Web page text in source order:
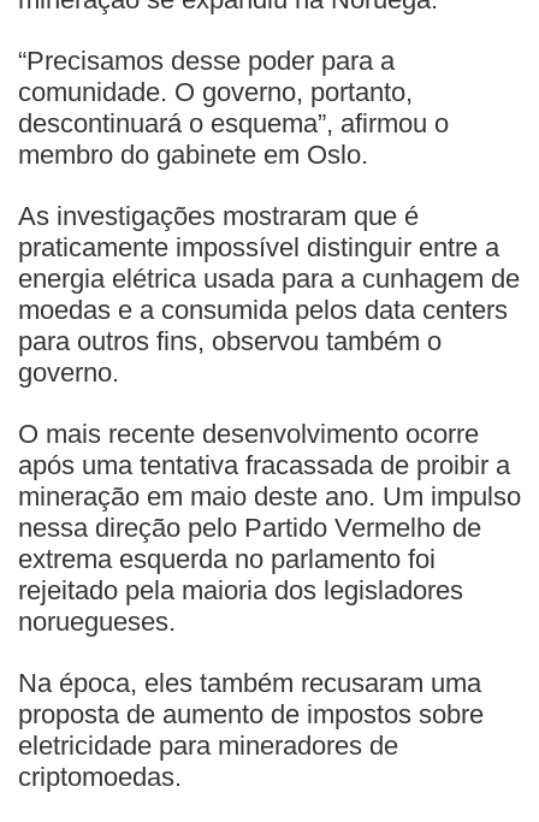
“Precisamos desse poder para a
comunidade. O governo, portanto,
descontinuará o esquema”, afirmou o
membro do gabinete em Oslo.
As investigações mostraram que é
praticamente impossível distinguir entre a
energia elétrica usada para a cunhagem de
moedas e a consumida pelos data centers
para outros fins, observou também o
governo.
O mais recente desenvolvimento ocorre
após uma tentativa fracassada de proibir a
mineração em maio deste ano. Um impulso
nessa direção pelo Partido Vermelho de
extrema esquerda no parlamento foi
rejeitado pela maioria dos legisladores
noruegueses.
Na época, eles também recusaram uma
proposta de aumento de impostos sobre
eletricidade para mineradores de
criptomoedas.